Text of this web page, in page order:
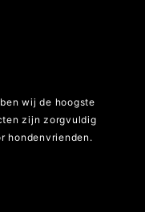
wij de hoogste
zijn zorgvuldig
hondenvrienden.